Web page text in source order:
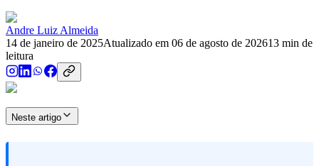
Andre Luiz Almeida
14 de janeiro de 2025Atualizado em 06 de agosto de 202613 min de
leitura
Neste artigo